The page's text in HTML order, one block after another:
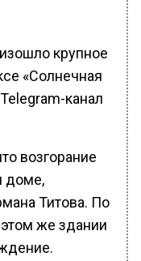
крупное
«Солнечная
канал
возгорание
доме,
Титова. По
же здании